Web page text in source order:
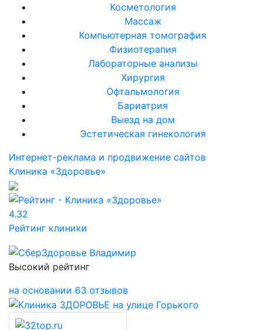
Косметология
Массаж
Компьютерная томография
Физиотерапия
Лабораторные анализы
Хирургия
Офтальмология
Бариатрия
Выезд на дом
Эстетическая гинекология
Интернет-реклама и продвижение сайтов
Клиника «Здоровье»
4.32
Рейтинг клиники
Высокий рейтинг
на основании 63 отзывов